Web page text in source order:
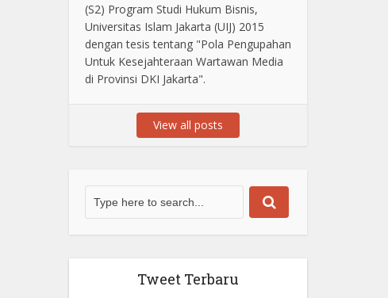
(S2) Program Studi Hukum Bisnis,
Universitas Islam Jakarta (UIJ) 2015
dengan tesis tentang "Pola Pengupahan
Untuk Kesejahteraan Wartawan Media
di Provinsi DKI Jakarta".
View all posts
Tweet Terbaru